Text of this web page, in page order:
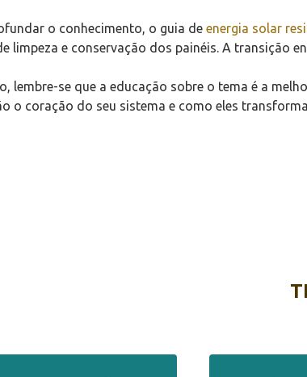
o conhecimento, o guia de energia solar
limpeza e conservação dos painéis. A transição
lembre-se que a educação sobre o tema é a
o coração do seu sistema e como eles